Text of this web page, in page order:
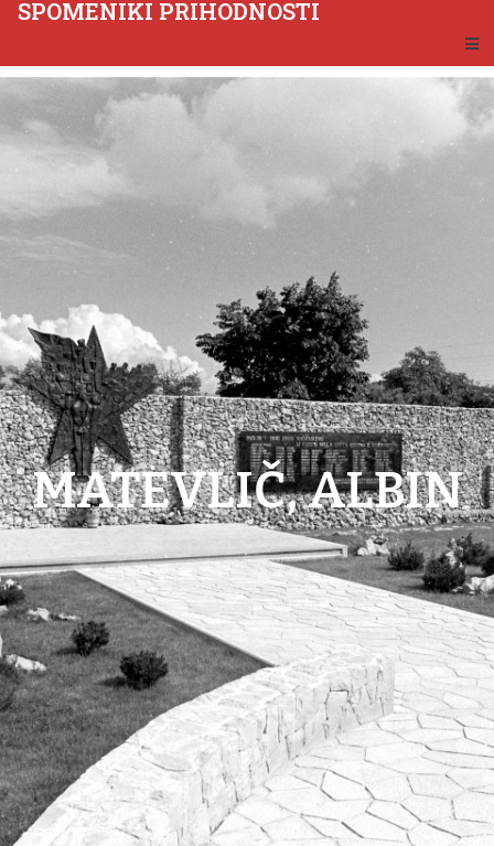
SPOMENIKI PRIHODNOSTI
MATEVLIČ, ALBIN